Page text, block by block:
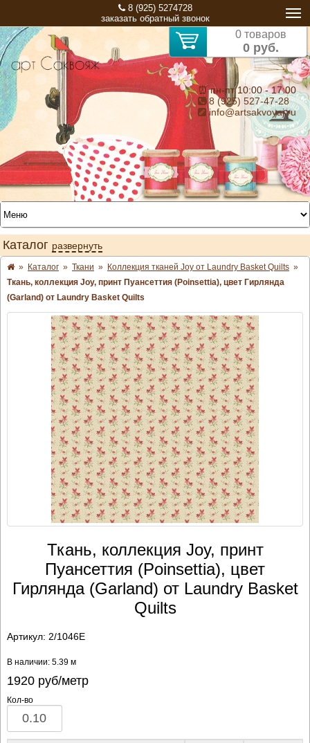
8 (925) 5274728
заказать обратный звонок
0 товаров
0 руб.
⏰ пн-пт 10:00 - 17:00
8 (925) 527-47-28
info@artsakvoyaj.ru
Каталог развернуть
» Каталог » Ткани » Коллекция тканей Joy от Laundry Basket Quilts »
Ткань, коллекция Joy, принт Пуансеттия (Poinsettia), цвет Гирлянда
(Garland) от Laundry Basket Quilts
Ткань, коллекция Joy, принт
Пуансеттия (Poinsettia), цвет
Гирлянда (Garland) от Laundry Basket
Quilts
Артикул: 2/1046E
В наличии: 5.39 м
1920руб/метр
Кол-во